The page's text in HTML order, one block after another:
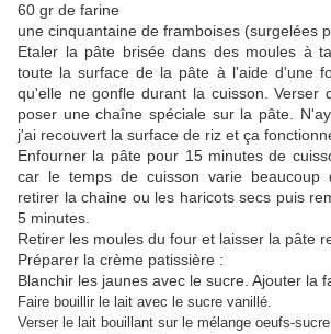
60 gr de farine
une cinquantaine de framboises (surgelées
Etaler la pâte brisée dans des moules à
toute la surface de la pâte à l'aide d'une
qu'elle ne gonfle durant la cuisson. Verser
poser une chaîne spéciale sur la pâte.
j'ai recouvert la surface de riz et ça
Enfourner la pâte pour 15 minutes de
car le temps de cuisson varie beaucoup
retirer la chaine ou les haricots secs puis
5 minutes.
Retirer les moules du four et laisser la pâte
Préparer la crème patissière :
Blanchir les jaunes avec le sucre. Ajouter la
Faire bouillir le lait avec le sucre vanillé.
Verser le lait bouillant sur le mélange oeufs-